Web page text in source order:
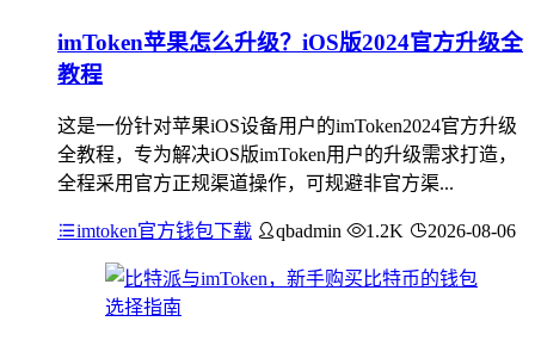
imToken苹果怎么升级？iOS版2024官方升级全
教程
这是一份针对苹果iOS设备用户的imToken2024官方升级
全教程，专为解决iOS版imToken用户的升级需求打造，
全程采用官方正规渠道操作，可规避非官方渠...
imtoken官方钱包下载 qbadmin 1.2K 2026-08-06